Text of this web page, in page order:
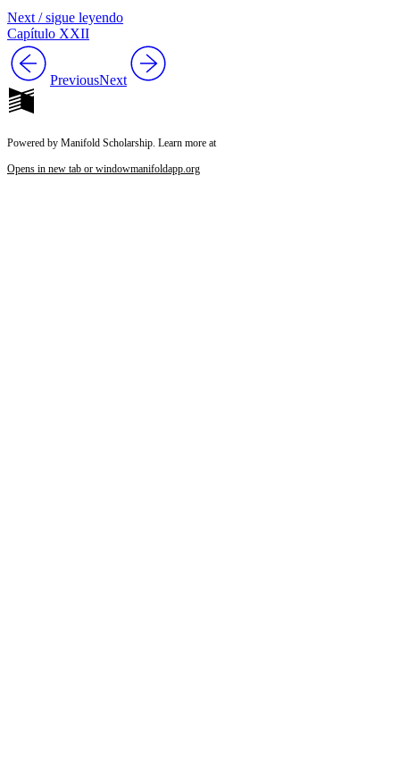
Next / sigue leyendo
Capítulo XXII
PreviousNext
Powered by Manifold Scholarship. Learn more at
Opens in new tab or windowmanifoldapp.org